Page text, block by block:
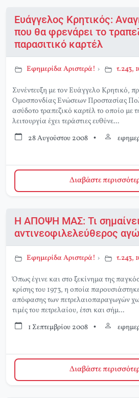
Ευάγγελος Κρητικός:
που θα φρενάρει το
παρασιτικό καρτέλ
Εφημερίδα Αριστερά! › τ.243,
Συνέντευξη με τον Ευάγγελο Κρητικό,
Ομοσπονδίας Ενώσεων Προστασίας
ασύδοτο τραπεζικό καρτέλ το οποίο με
λειτουργία έχει τεράστιες ευθύνε...
28 Αυγούστου 2008 •
Διαβάστε
Η ΑΠΟΨΗ ΜΑΣ: Τι
αντινεοφιλελεύθερος
Εφημερίδα Αριστερά! › τ.243,
Όπως έγινε και στο ξεκίνημα της
κρίσης του 1973, η οποία
απόφασης των πετρελαιοπαραγωγών
τιμές του πετρελαίου, έτσι και σήμ...
1 Σεπτεμβρίου 2008 •
Διαβάστε